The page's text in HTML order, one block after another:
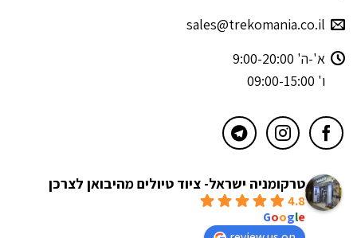
sales@trekomania.co.il
א'-ה' 9:00-20:00
ו' 09:00-15:00
טרקומניה ישראל- ציוד טיולים מהיבואן לצרכן
4.8
Google